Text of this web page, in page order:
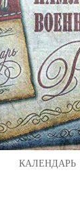
КАЛЕНДАРЬ